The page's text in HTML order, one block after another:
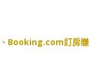
、 Booking.com訂房賺